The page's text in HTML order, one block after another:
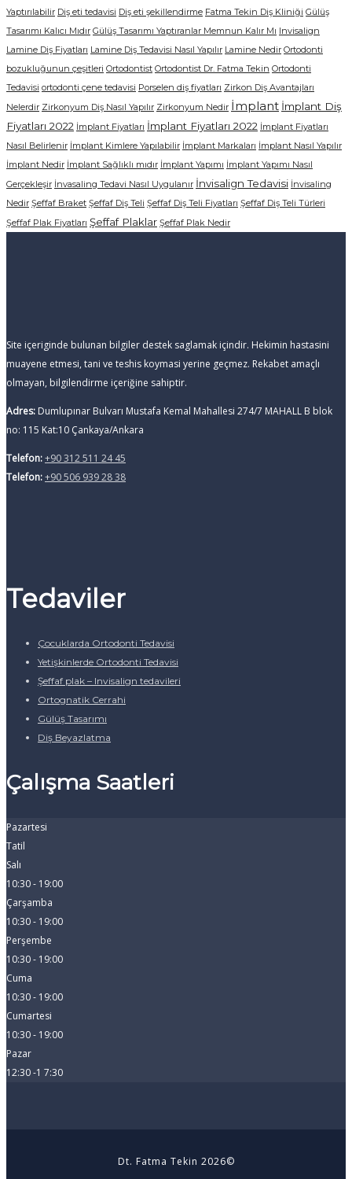
Yaptırılabilir Diş eti tedavisi Diş eti şekillendirme Fatma Tekin Diş Kliniği Gülüş
Tasarımı Kalıcı Mıdır Gülüş Tasarımı Yaptıranlar Memnun Kalır Mı Invisalign
Lamine Diş Fiyatları Lamine Diş Tedavisi Nasıl Yapılır Lamine Nedir Ortodonti
bozukluğunun çeşitleri Ortodontist Ortodontist Dr. Fatma Tekin Ortodonti
Tedavisi ortodonti çene tedavisi Porselen diş fiyatları Zirkon Diş Avantajları
Nelerdir Zirkonyum Diş Nasıl Yapılır Zirkonyum Nedir İmplant İmplant Diş
Fiyatları 2022 İmplant Fiyatları İmplant Fiyatları 2022 İmplant Fiyatları
Nasıl Belirlenir İmplant Kimlere Yapılabilir İmplant Markaları İmplant Nasıl Yapılır
İmplant Nedir İmplant Sağlıklı mıdır İmplant Yapımı İmplant Yapımı Nasıl
Gerçekleşir İnvasaling Tedavi Nasıl Uygulanır İnvisalign Tedavisi İnvisaling
Nedir Şeffaf Braket Şeffaf Diş Teli Şeffaf Diş Teli Fiyatları Şeffaf Diş Teli Türleri
Şeffaf Plak Fiyatları Şeffaf Plaklar Şeffaf Plak Nedir
Site içeriginde bulunan bilgiler destek saglamak içindir. Hekimin hastasini
muayene etmesi, tani ve teshis koymasi yerine geçmez. Rekabet amaçlı
olmayan, bilgilendirme içeriğine sahiptir.
Adres: Dumlupınar Bulvarı Mustafa Kemal Mahallesi 274/7 MAHALL B blok
no: 115 Kat:10 Çankaya/Ankara
Telefon:+90 312 511 24 45
Telefon:+90 506 939 28 38
Tedaviler
Çocuklarda Ortodonti Tedavisi
Yetişkinlerde Ortodonti Tedavisi
Şeffaf plak – Invisalign tedavileri
Ortognatik Cerrahi
Gülüş Tasarımı
Diş Beyazlatma
Çalışma Saatleri
Pazartesi
Tatil
Salı
10:30 - 19:00
Çarşamba
10:30 - 19:00
Perşembe
10:30 - 19:00
Cuma
10:30 - 19:00
Cumartesi
10:30 - 19:00
Pazar
12:30 -1 7:30
Dt. Fatma Tekin 2026©